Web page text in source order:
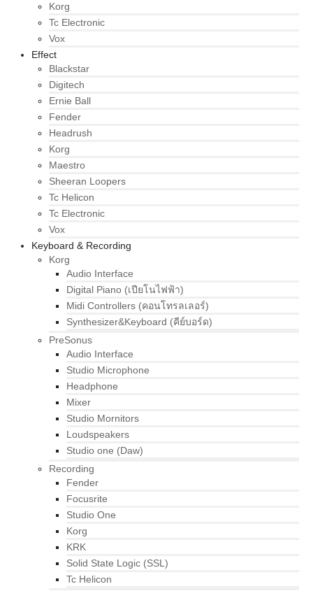
Korg
Tc Electronic
Vox
Effect
Blackstar
Digitech
Ernie Ball
Fender
Headrush
Korg
Maestro
Sheeran Loopers
Tc Helicon
Tc Electronic
Vox
Keyboard & Recording
Korg
Audio Interface
Digital Piano (เปียโนไฟฟ้า)
Midi Controllers (คอนโทรลเลอร์)
Synthesizer&Keyboard (คีย์บอร์ด)
PreSonus
Audio Interface
Studio Microphone
Headphone
Mixer
Studio Mornitors
Loudspeakers
Studio one (Daw)
Recording
Fender
Focusrite
Studio One
Korg
KRK
Solid State Logic (SSL)
Tc Helicon